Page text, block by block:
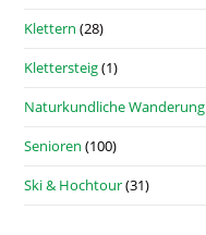
Klettern (28)
Klettersteig(1)
Naturkundliche Wanderung
Senioren (100)
Ski & Hochtour(31)